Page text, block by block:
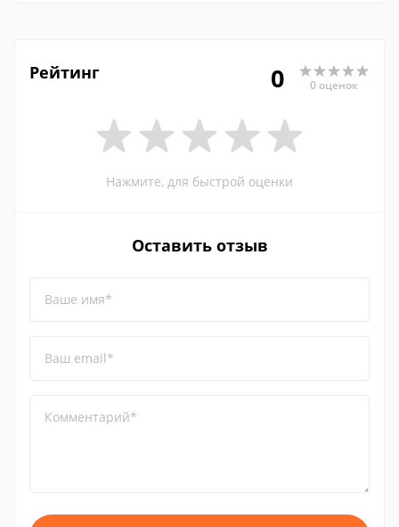
Рейтинг 0 0 оценок
Нажмите, для быстрой оценки
Оставить отзыв
Ваше имя*
Ваш email*
Комментарий*